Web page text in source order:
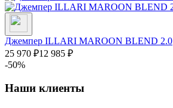
Джемпер ILLARI MAROON BLEND 2.0
25 970 ₽12 985 ₽
-50%
Наши клиенты